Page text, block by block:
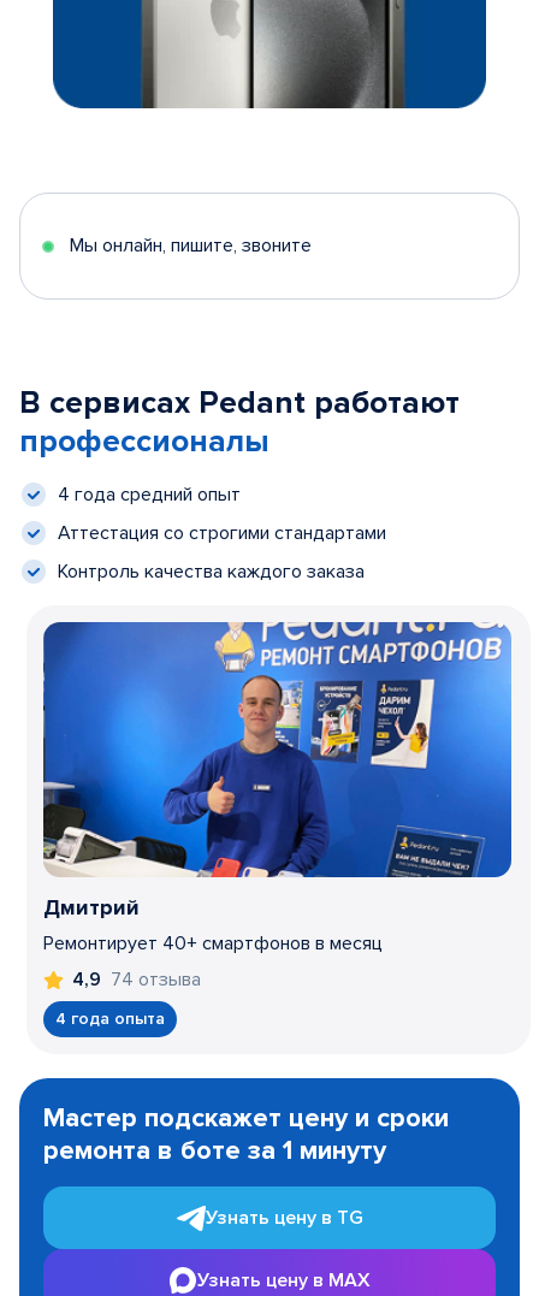
Мы онлайн, пишите, звоните
В сервисах Pedant работают
профессионалы
4 года средний опыт
Аттестация со строгими стандартами
Контроль качества каждого заказа
Дмитрий
Ремонтирует 40+ смартфонов в месяц
4,9 74 отзыва
4 года опыта
1
Мастер подскажет цену и сроки
ремонта в боте за 1 минуту
Узнать цену в TG
Узнать цену в MAX